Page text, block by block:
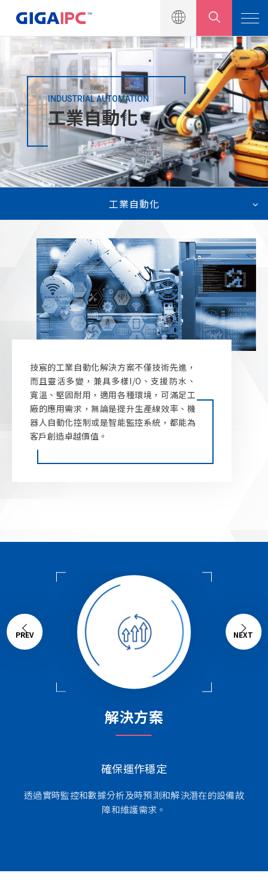
INDUSTRIAL AUTOMATION
工業自動化
工業自動化
技宸的工業自動化解決方案不僅技術先進，
而且靈活多變，兼具多樣I/O、支援防水、
寬溫、堅固耐用，適用各種環境，可滿足工
廠的應用需求，無論是提升生產線效率、機
器人自動化控制或是智能監控系統，都能為
客戶創造卓越價值。
解決方案
確保運作穩定
透過實時監控和數據分析及時預測和解決潛在的設備故
障和維護需求。
產品介紹
解決方案
工業自動化
智慧零售
數位看板
智慧醫療
新聞中心
技術支援
投資人專區
聯絡技宸